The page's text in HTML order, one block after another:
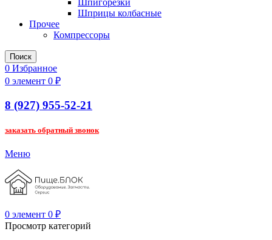
Шприцы колбасные
Прочее
Компрессоры
Поиск
0 Избранное
0 элемент 0 ₽
8 (927) 955-52-21
заказать обратный звонок
Меню
0 элемент 0 ₽
Просмотр категорий